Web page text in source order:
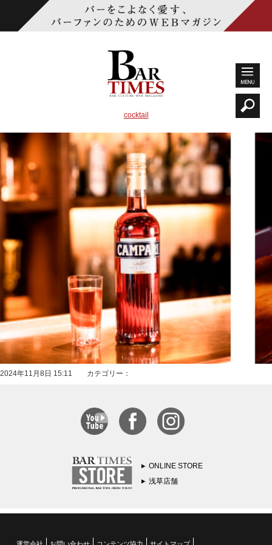
cocktail
2024年11月8日 15:11 カテゴリー：
ONLINE STORE
浅草店舗